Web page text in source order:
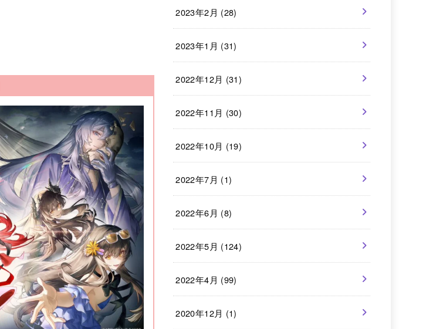
2023年2月 (28)
2023年1月 (31)
2022年12月 (31)
2022年11月 (30)
2022年10月 (19)
2022年7月 (1)
2022年6月 (8)
2022年5月 (124)
2022年4月 (99)
2020年12月 (1)